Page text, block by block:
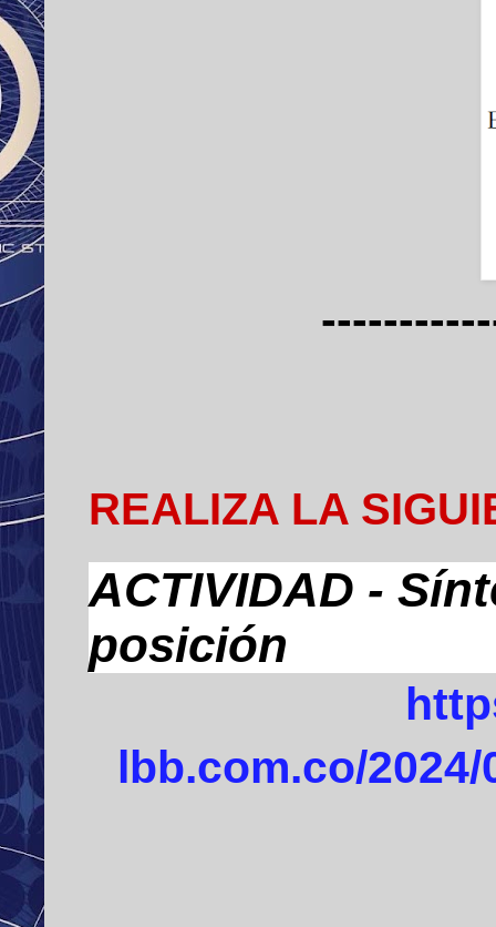
REALIZA LA
ACTIVIDAD -
posición
lbb.com.co/